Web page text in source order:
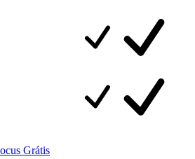
Grátis